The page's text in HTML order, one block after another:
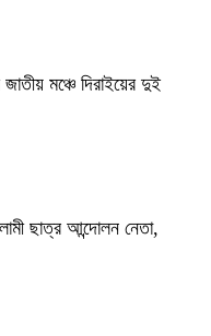
মঞ্চে দিরাইয়ের দুই
ছাত্র আন্দোলন নেতা,